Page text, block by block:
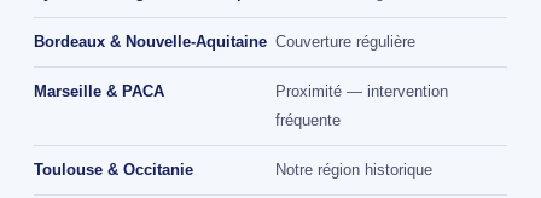
Bordeaux & Nouvelle-Aquitaine Couverture régulière
Marseille & PACA
Proximité — intervention
fréquente
Toulouse & Occitanie Notre région historique